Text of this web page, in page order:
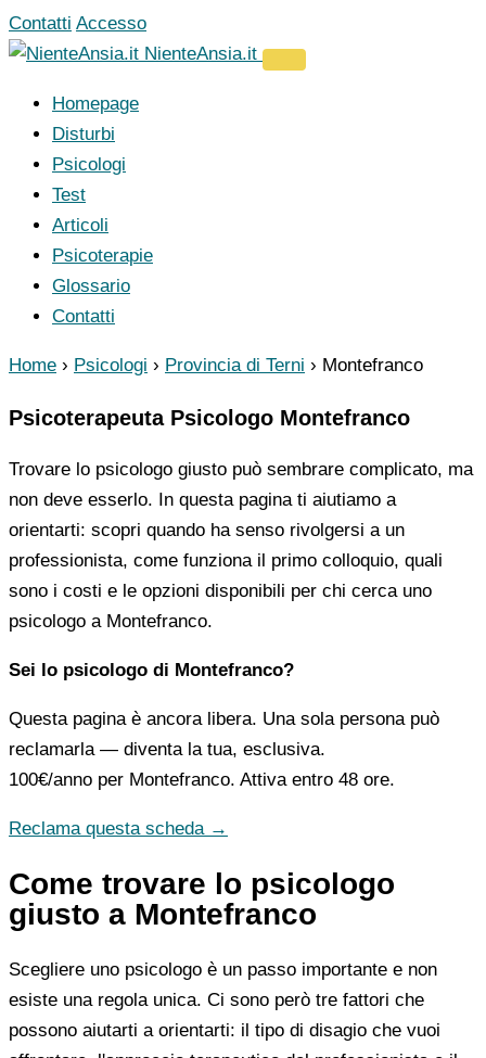
Vai
al
Contatti Accesso
NienteAnsia.it
Homepage
Disturbi
Psicologi
Test
Articoli
Psicoterapie
Glossario
Contatti
Home › Psicologi › Provincia di Terni › Montefranco
Psicoterapeuta Psicologo Montefranco
Trovare lo psicologo giusto può sembrare complicato, ma
non deve esserlo. In questa pagina ti aiutiamo a
orientarti: scopri quando ha senso rivolgersi a un
professionista, come funziona il primo colloquio, quali
sono i costi e le opzioni disponibili per chi cerca uno
psicologo a Montefranco.
Sei lo psicologo di Montefranco?
Questa pagina è ancora libera. Una sola persona può
reclamarla — diventa la tua, esclusiva.
100€/anno per Montefranco. Attiva entro 48 ore.
Reclama questa scheda →
Come trovare lo psicologo
giusto a Montefranco
Scegliere uno psicologo è un passo importante e non
esiste una regola unica. Ci sono però tre fattori che
possono aiutarti a orientarti: il tipo di disagio che vuoi